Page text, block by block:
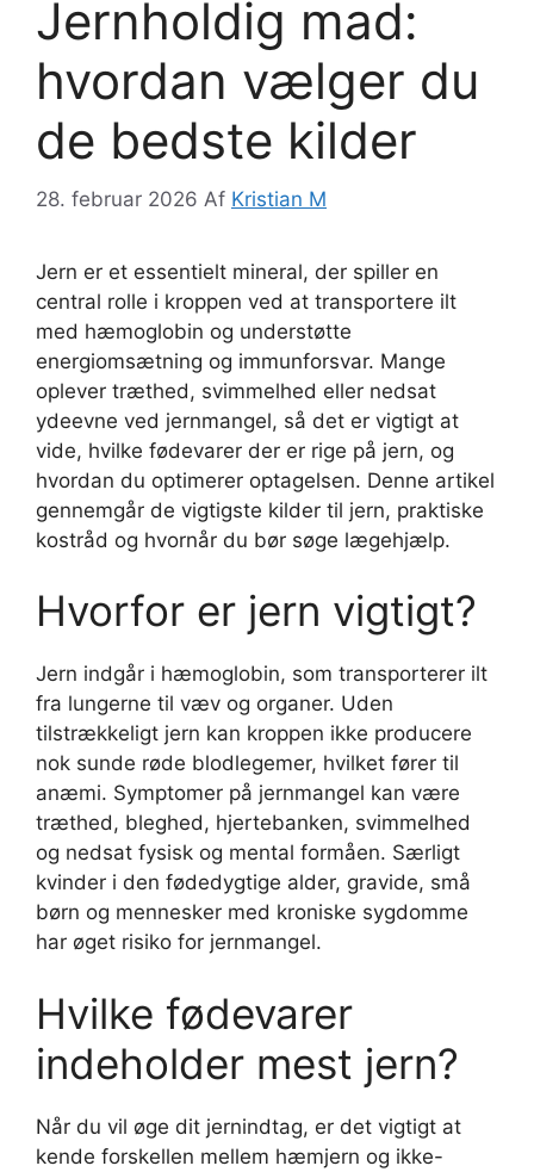
Jernholdig mad:
hvordan vælger du
de bedste kilder
28. februar 2026 Af Kristian M
Jern er et essentielt mineral, der spiller en
central rolle i kroppen ved at transportere ilt
med hæmoglobin og understøtte
energiomsætning og immunforsvar. Mange
oplever træthed, svimmelhed eller nedsat
ydeevne ved jernmangel, så det er vigtigt at
vide, hvilke fødevarer der er rige på jern, og
hvordan du optimerer optagelsen. Denne artikel
gennemgår de vigtigste kilder til jern, praktiske
kostråd og hvornår du bør søge lægehjælp.
Hvorfor er jern vigtigt?
Jern indgår i hæmoglobin, som transporterer ilt
fra lungerne til væv og organer. Uden
tilstrækkeligt jern kan kroppen ikke producere
nok sunde røde blodlegemer, hvilket fører til
anæmi. Symptomer på jernmangel kan være
træthed, bleghed, hjertebanken, svimmelhed
og nedsat fysisk og mental formåen. Særligt
kvinder i den fødedygtige alder, gravide, små
børn og mennesker med kroniske sygdomme
har øget risiko for jernmangel.
Hvilke fødevarer
indeholder mest jern?
Når du vil øge dit jernindtag, er det vigtigt at
kende forskellen mellem hæmjern og ikke-